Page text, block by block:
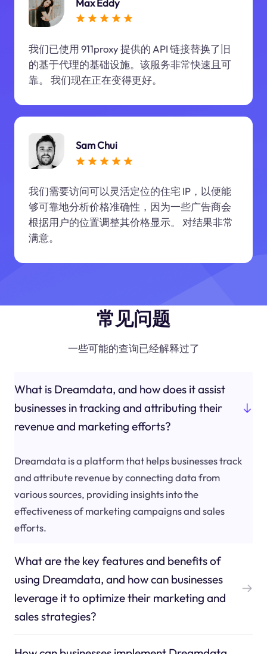
我们已使用 911proxy 提供的 API 链接替换了旧
的基于代理的基础设施。该服务非常快速且可
靠。 我们现在正在变得更好。
Sam Chui
我们需要访问可以灵活定位的住宅 IP，以便能
够可靠地分析价格准确性，因为一些广告商会
根据用户的位置调整其价格显示。 对结果非常
满意。
常见问题
一些可能的查询已经解释过了
What is Dreamdata, and how does it assist
businesses in tracking and attributing their
revenue and marketing efforts?
Dreamdata is a platform that helps businesses track
and attribute revenue by connecting data from
various sources, providing insights into the
effectiveness of marketing campaigns and sales
efforts.
What are the key features and benefits of
using Dreamdata, and how can businesses
leverage it to optimize their marketing and
sales strategies?